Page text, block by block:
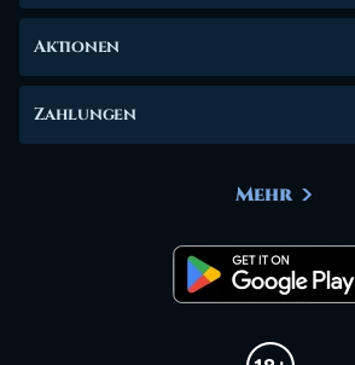
Aktionen
Zahlungen
Mehr